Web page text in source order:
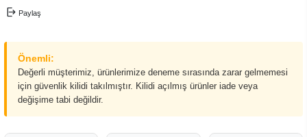
Paylaş
Önemli:
Değerli müşterimiz, ürünlerimize deneme sırasında zarar gelmemesi
için güvenlik kilidi takılmıştır. Kilidi açılmış ürünler iade veya
değişime tabi değildir.